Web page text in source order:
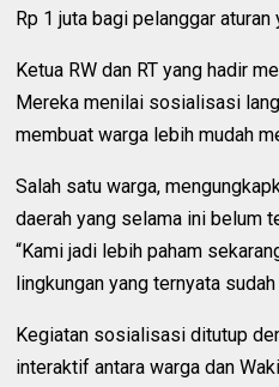
Rp 1 juta bagi pelanggar
Ketua RW dan RT yang hadir
Mereka menilai sosialisasi
membuat warga lebih mudah
Salah satu warga,
daerah yang selama ini belum
“Kami jadi lebih paham
lingkungan yang ternyata
Kegiatan sosialisasi ditutup
interaktif antara warga dan